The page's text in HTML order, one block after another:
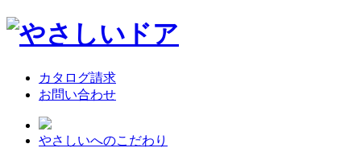
カタログ請求
お問い合わせ
やさしいへのこだわり